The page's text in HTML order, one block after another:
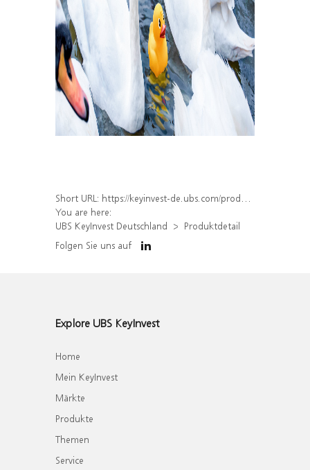
Short URL: https://keyinvest-de.ubs.com/produkt/detail/index/isin/DE000WA56094
You are here:
UBS KeyInvest Deutschland
Produktdetail
Folgen Sie uns auf
Explore UBS KeyInvest
Home
Mein KeyInvest
Märkte
Produkte
Themen
Service